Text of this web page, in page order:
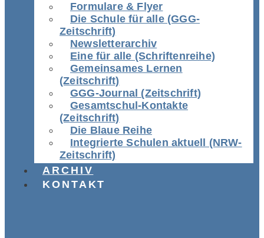
Formulare & Flyer
Die Schule für alle (GGG-
Zeitschrift)
Newsletterarchiv
Eine für alle (Schriftenreihe)
Gemeinsames Lernen
(Zeitschrift)
GGG-Journal (Zeitschrift)
Gesamtschul-Kontakte
(Zeitschrift)
Die Blaue Reihe
Integrierte Schulen aktuell (NRW-
Zeitschrift)
ARCHIV
KONTAKT